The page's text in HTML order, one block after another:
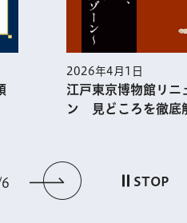
前のスライドを表示
6 次のスラ
STOP
2026年4月1日
江戸東京博物館リニ
ン 見どころを徹底